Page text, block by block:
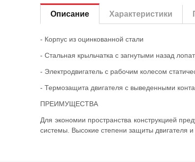
Описание Характеристики
- Корпус из оцинкованной стали
- Стальная крыльчатка с загнутыми назад
- Электродвигатель с рабочим колесом
- Термозащита двигателя с выведенными
ПРЕИМУЩЕСТВА
Для экономии пространства конструкцией
системы. Высокие степени защиты двигателя